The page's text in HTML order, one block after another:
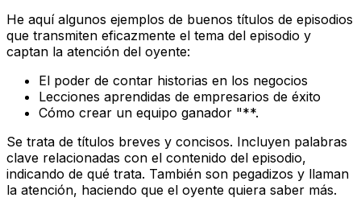
He aquí algunos ejemplos de buenos títulos de episodios
que transmiten eficazmente el tema del episodio y
captan la atención del oyente:
El poder de contar historias en los negocios
Lecciones aprendidas de empresarios de éxito
Cómo crear un equipo ganador "**.
Se trata de títulos breves y concisos. Incluyen palabras
clave relacionadas con el contenido del episodio,
indicando de qué trata. También son pegadizos y llaman
la atención, haciendo que el oyente quiera saber más.